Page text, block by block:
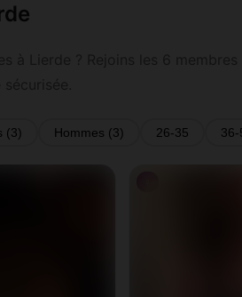
(3) Hommes (3) 26-35 36-